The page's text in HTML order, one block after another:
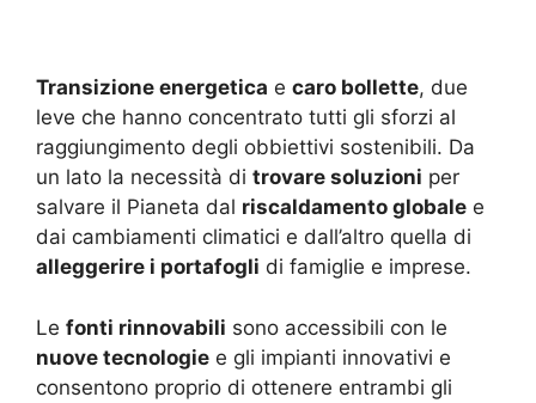
Transizione energetica e caro bollette, due
leve che hanno concentrato tutti gli sforzi al
raggiungimento degli obbiettivi sostenibili. Da
un lato la necessità di trovare soluzioni per
salvare il Pianeta dal riscaldamento globale e
dai cambiamenti climatici e dall’altro quella di
alleggerire i portafogli di famiglie e imprese.
Le fonti rinnovabili sono accessibili con le
nuove tecnologie e gli impianti innovativi e
consentono proprio di ottenere entrambi gli